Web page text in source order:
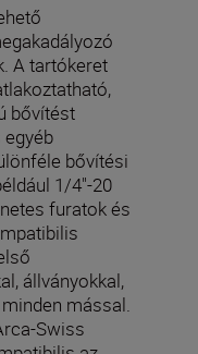
A tartókeret
bővítést
bővítési
1/4"-20
furatok és
állványokkal,
mással.
Swiss